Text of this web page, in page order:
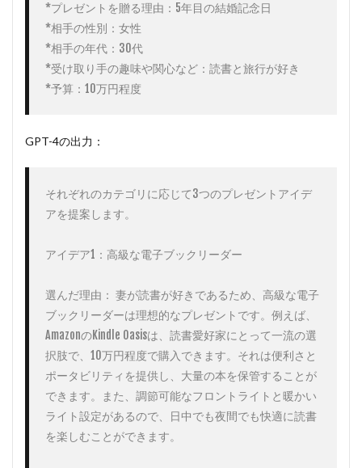
*プレゼントを贈る理由：5年目の結婚記念日
*相手の性別：女性
*相手の年代：30代
*受け取り手の趣味や関心など：読書と旅行が好き
*予算：10万円程度
GPT-4の出力：
それぞれのカテゴリに応じて3つのプレゼントアイデ
アを提案します。
アイデア1：高級な電子ブックリーダー
選んだ理由： 妻が読書が好きであるため、高級な電子
ブックリーダーは理想的なプレゼントです。例えば、
AmazonのKindle Oasisは、読書愛好家にとって一流の選
択肢で、10万円程度で購入できます。それは便利さと
ポータビリティを提供し、大量の本を保管することが
できます。また、調節可能なフロントライトと暖かい
ライト設定があるので、日中でも夜間でも快適に読書
を楽しむことができます。